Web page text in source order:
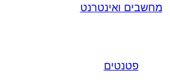
מחשבים ואינטרנט
פטנטים